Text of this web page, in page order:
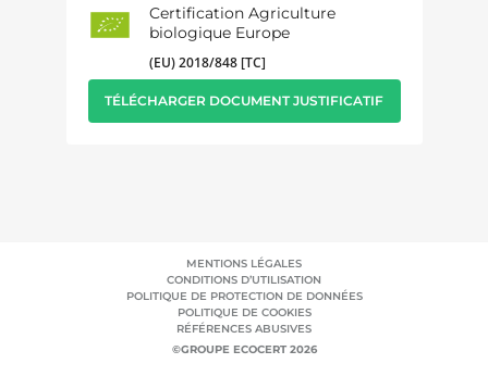
Certification Agriculture
biologique Europe
(EU) 2018/848 [TC]
TÉLÉCHARGER DOCUMENT JUSTIFICATIF
MENTIONS LÉGALES
CONDITIONS D’UTILISATION
POLITIQUE DE PROTECTION DE DONNÉES
POLITIQUE DE COOKIES
RÉFÉRENCES ABUSIVES
©GROUPE ECOCERT 2026